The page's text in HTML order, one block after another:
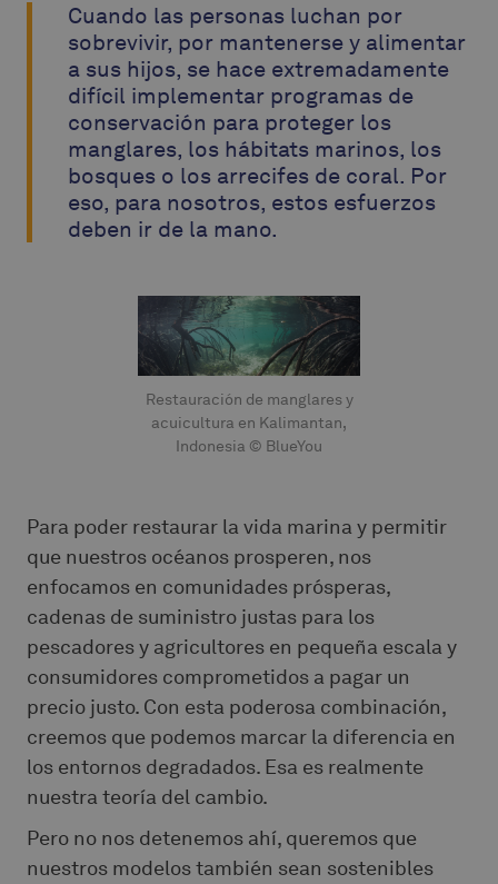
Cuando las personas luchan por
sobrevivir, por mantenerse y alimentar
a sus hijos, se hace extremadamente
difícil implementar programas de
conservación para proteger los
manglares, los hábitats marinos, los
bosques o los arrecifes de coral. Por
eso, para nosotros, estos esfuerzos
deben ir de la mano.
Restauración de manglares y
acuicultura en Kalimantan,
Indonesia © BlueYou
Para poder restaurar la vida marina y permitir
que nuestros océanos prosperen, nos
enfocamos en comunidades prósperas,
cadenas de suministro justas para los
pescadores y agricultores en pequeña escala y
consumidores comprometidos a pagar un
precio justo. Con esta poderosa combinación,
creemos que podemos marcar la diferencia en
los entornos degradados. Esa es realmente
nuestra teoría del cambio.
Pero no nos detenemos ahí, queremos que
nuestros modelos también sean sostenibles